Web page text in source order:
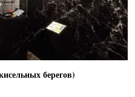
берегов)